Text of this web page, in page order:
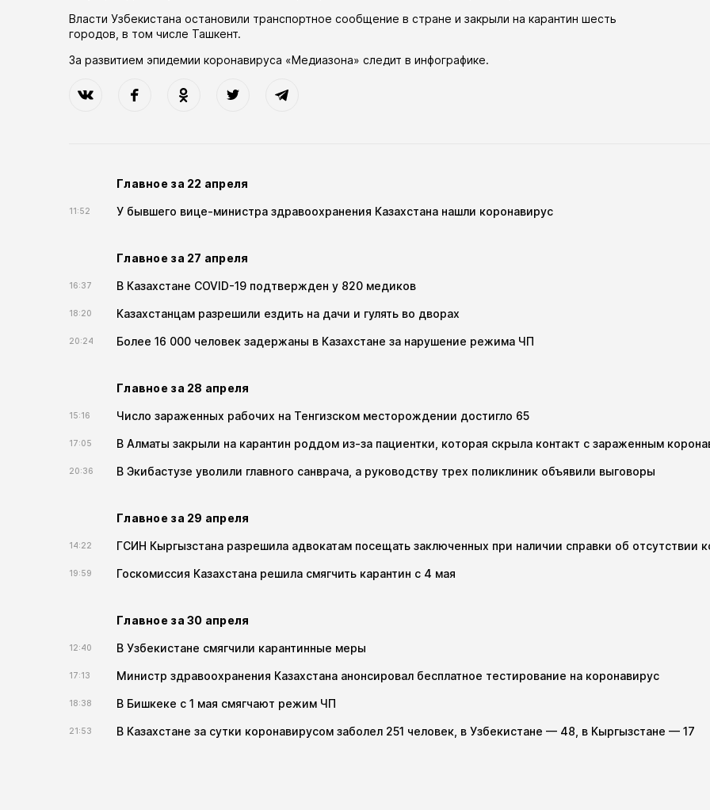
Власти Узбекистана остановили транспортное сообщение в стране и закрыли на карантин шесть
городов, в том числе Ташкент.
За развитием эпидемии коронавируса «Медиазона» следит в инфографике.
Главное за 22 апреля
11:52 У бывшего вице-министра здравоохранения Казахстана нашли коронавирус
Главное за 27 апреля
16:37 В Казахстане COVID-19 подтвержден у 820 медиков
18:20 Казахстанцам разрешили ездить на дачи и гулять во дворах
20:24 Более 16 000 человек задержаны в Казахстане за нарушение режима ЧП
Главное за 28 апреля
15:16 Число зараженных рабочих на Тенгизском месторождении достигло 65
17:05 В Алматы закрыли на карантин роддом из-за пациентки, которая скрыла контакт с зараженным
20:36 В Экибастузе уволили главного санврача, а руководству трех поликлиник объявили выговоры
Главное за 29 апреля
14:22 ГСИН Кыргызстана разрешила адвокатам посещать заключенных при наличии справки об отсутствии
19:59 Госкомиссия Казахстана решила смягчить карантин с 4 мая
Главное за 30 апреля
12:40 В Узбекистане смягчили карантинные меры
17:13 Министр здравоохранения Казахстана анонсировал бесплатное тестирование на коронавирус
18:38 В Бишкеке с 1 мая смягчают режим ЧП
21:53 В Казахстане за сутки коронавирусом заболел 251 человек, в Узбекистане — 48, в Кыргызстане — 17